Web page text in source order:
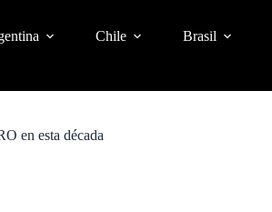
Chile Brasil
en esta década